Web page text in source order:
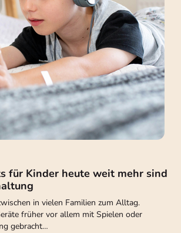
für Kinder heute weit mehr sind
in vielen Familien zum Alltag.
früher vor allem mit Spielen oder
gebracht…